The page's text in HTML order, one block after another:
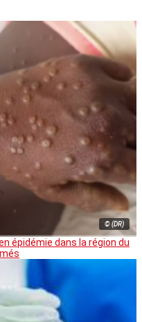
© (DR)
épidémie dans la région du